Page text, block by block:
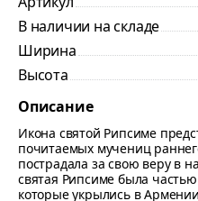
В наличии на складе
Ширина
Высота
Описание
Икона святой Рипсиме
почитаемых мучениц
пострадала за свою веру в
святая Рипсиме была
которые укрылись в